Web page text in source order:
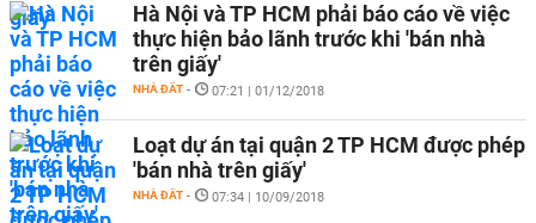
Hà Nội và TP HCM phải báo cáo về việc
thực hiện bảo lãnh trước khi 'bán nhà
trên giấy'
NHÀ ĐẤT - 07:21 | 01/12/2018
Loạt dự án tại quận 2 TP HCM được phép
'bán nhà trên giấy'
NHÀ ĐẤT - 07:34 | 10/09/2018